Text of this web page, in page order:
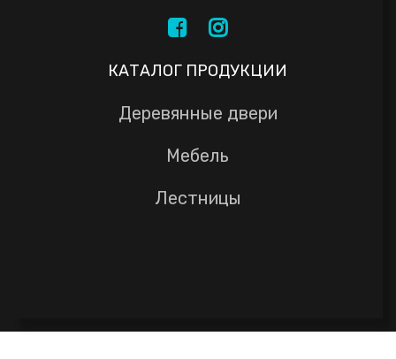
КАТАЛОГ ПРОДУКЦИИ
Деревянные двери
Мебель
Лестницы